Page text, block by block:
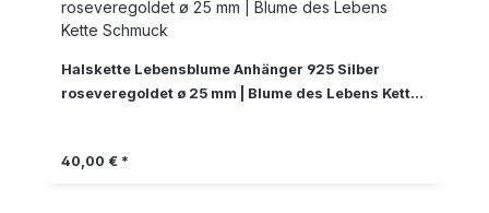
Halskette Lebensblume Anhänger 925 Silber
roseveregoldet ø 25 mm | Blume des Lebens Kette
Regulärer Preis:
40,00 € *